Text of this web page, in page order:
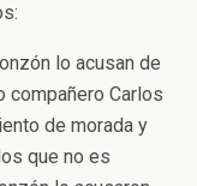
lo acusan de
compañero Carlos
de morada y
que no es